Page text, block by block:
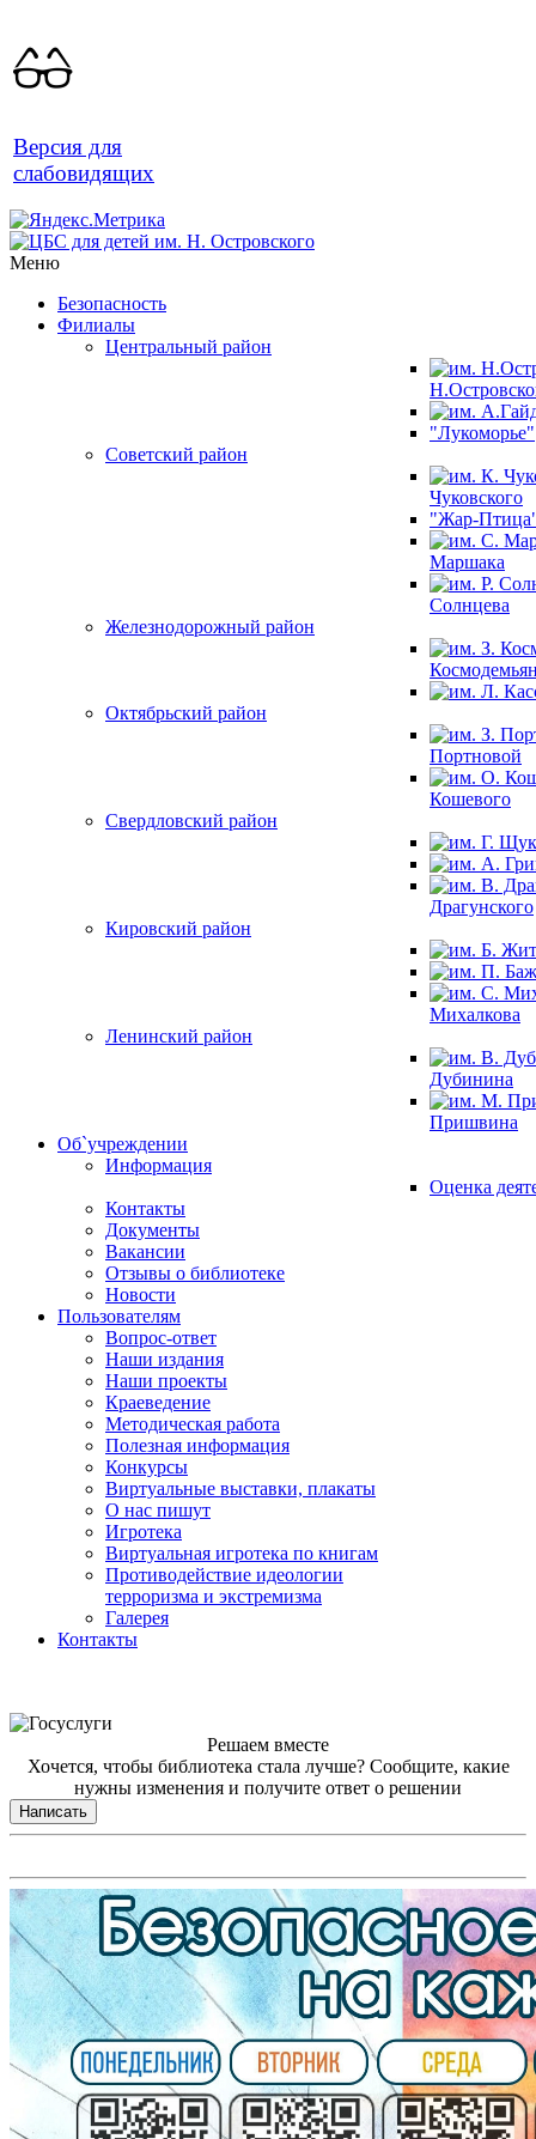
Версия для
слабовидящих
Меню
Безопасность
Филиалы
Центральный район
"Лукоморье"
Советский район
Чуковского
"Жар-
Маршака
Солнцева
Железнодорожный район
Октябрьский район
Портновой
Кошевого
Свердловский район
Драгунского
Кировский район
Михалкова
Ленинский район
Дубинина
Пришвина
Об`учреждении
Информация
Оценка
Контакты
Документы
Вакансии
Отзывы о библиотеке
Новости
Пользователям
Вопрос-ответ
Наши издания
Наши проекты
Краеведение
Методическая работа
Полезная информация
Конкурсы
Виртуальные выставки, плакаты
О нас пишут
Игротека
Виртуальная игротека по книгам
Противодействие идеологии
терроризма и экстремизма
Галерея
Контакты
Решаем вместе
Хочется, чтобы библиотека стала лучше? Сообщите, какие
нужны изменения и получите ответ о решении
Написать